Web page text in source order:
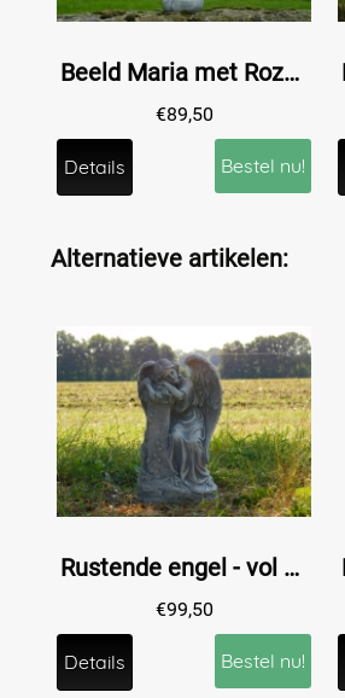
Beeld Maria met Rozenkrans - Polystone - In Kleur
€89,50
Details Bestel nu!
Alternatieve artikelen:
Rustende engel - vol steen - gedetailleerd
€99,50
Details Bestel nu!